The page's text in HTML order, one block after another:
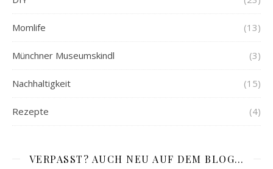
Momlife (13)
Münchner Museumskindl (3)
Nachhaltigkeit (15)
Rezepte (4)
VERPASST? AUCH NEU AUF DEM BLOG…